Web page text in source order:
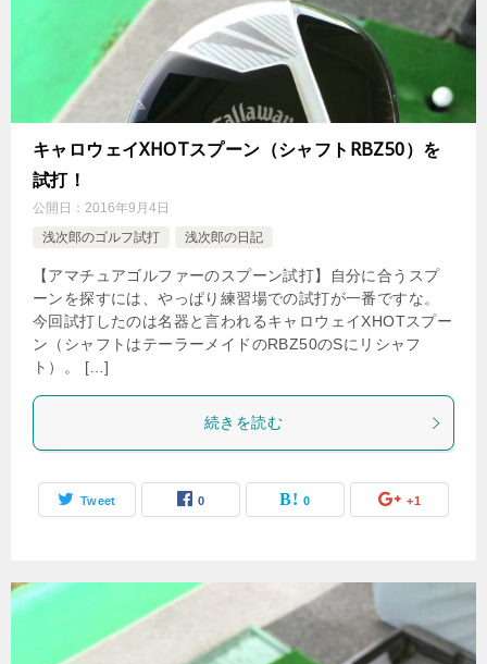
キャロウェイXHOTスプーン（シャフトRBZ50）を
試打！
公開日： 2016年9月4日
浅次郎のゴルフ試打
浅次郎の日記
【アマチュアゴルファーのスプーン試打】自分に合うスプ
ーンを探すには、やっぱり練習場での試打が一番ですな。
今回試打したのは名器と言われるキャロウェイXHOTスプー
ン（シャフトはテーラーメイドのRBZ50のSにリシャフ
ト）。 […]
続きを読む
Tweet 0 0 +1